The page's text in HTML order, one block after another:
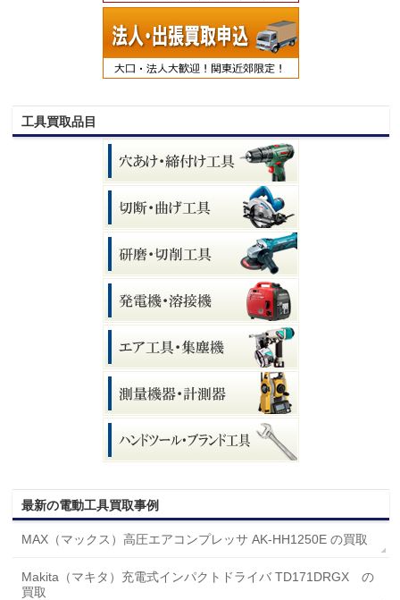
工具買取品目
最新の電動工具買取事例
MAX（マックス）高圧エアコンプレッサ AK-HH1250E の買取
Makita（マキタ）充電式インパクトドライバ TD171DRGX の
買取